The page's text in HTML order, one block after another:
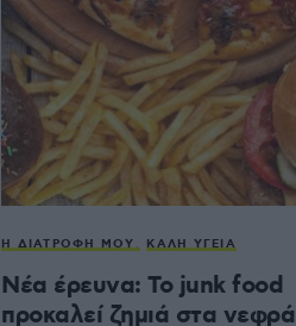
Η ΔΙΑΤΡΟΦΉ ΜΟΥ ΚΑΛΉ ΥΓΕΊΑ
Νέα έρευνα: Το junk food
προκαλεί ζημιά στα νεφρά